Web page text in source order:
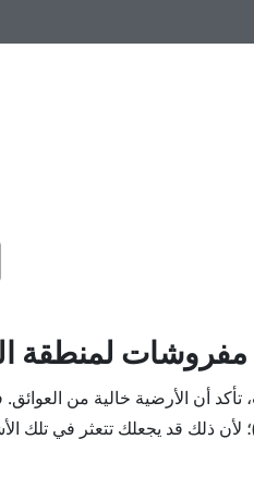
لمنطقة
أن الأرضية خالية من العوائق.
ذلك قد يجعلك تتعثر في تلك